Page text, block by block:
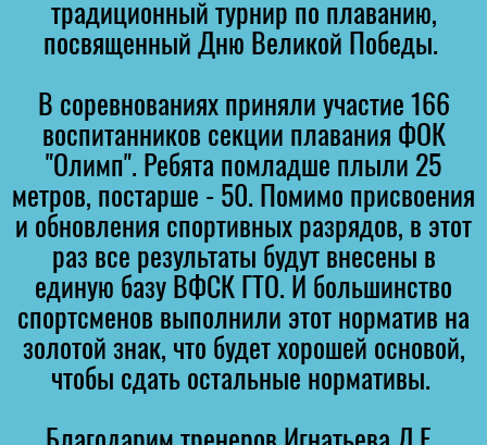
традиционный турнир по плаванию,
посвященный Дню Великой Победы.
В соревнованиях приняли участие 166
воспитанников секции плавания ФОК
"Олимп". Ребята помладше плыли 25
метров, постарше - 50. Помимо присвоения
и обновления спортивных разрядов, в этот
раз все результаты будут внесены в
единую базу ВФСК ГТО. И большинство
спортсменов выполнили этот норматив на
золотой знак, что будет хорошей основой,
чтобы сдать остальные нормативы.